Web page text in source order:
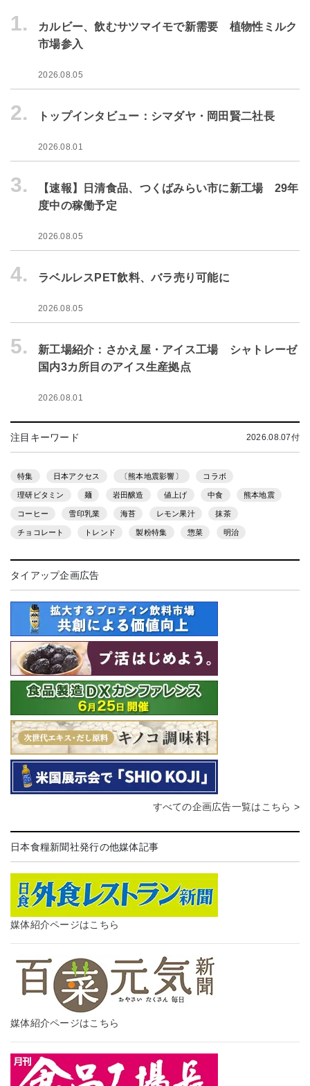
1.
カルビー、飲むサツマイモで新需要 植物性ミルク
市場参入
2026.08.05
2. トップインタビュー：シマダヤ・岡田賢二社長
2026.08.01
3.
【速報】日清食品、つくばみらい市に新工場 29年
度中の稼働予定
2026.08.05
4. ラベルレスPET飲料、バラ売り可能に
2026.08.05
5.
新工場紹介：さかえ屋・アイス工場 シャトレーゼ
国内3カ所目のアイス生産拠点
2026.08.01
注目キーワード 2026.08.07付
特集 日本アクセス 〔熊本地震影響〕 コラボ
理研ビタミン 麺 岩田醸造 値上げ 中食 熊本地震
コーヒー 雪印乳業 海苔 レモン果汁 抹茶
チョコレート トレンド 製粉特集 惣菜 明治
タイアップ企画広告
すべての企画広告一覧はこちら >
日本食糧新聞社発行の他媒体記事
媒体紹介ページはこちら
媒体紹介ページはこちら